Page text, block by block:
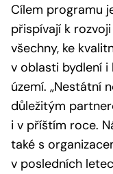
Cílem programu
přispívají k
všechny, ke
v oblasti bydlení i
území. „Nestátní
důležitým
i v příštím roce.
také s
v posledních